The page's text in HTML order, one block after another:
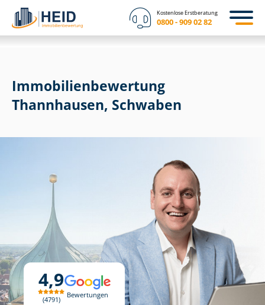
Kostenlose Erstberatung
0800 - 909 02 82
4,9
4791
Bewertungen
Immobilien­bewertung
Thannhausen, Schwaben